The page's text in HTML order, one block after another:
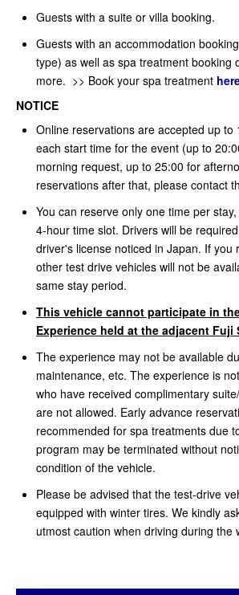
Guests with a suite or villa booking.
Guests with an accommodation
type) as well as spa treatment booking
more. >> Book your spa treatment
NOTICE
Online reservations are accepted up to
each start time for the event (up to
morning request, up to 25:00 for
reservations after that, please contact
You can reserve only one time per
4-hour time slot. Drivers will be
driver's license noticed in Japan. If you
other test drive vehicles will not be
same stay period.
This vehicle cannot participate in
Experience held at the adjacent Fuji
The experience may not be available
maintenance, etc. The experience is
who have received complimentary
are not allowed. Early advance
recommended for spa treatments due
program may be terminated without
condition of the vehicle.
Please be advised that the test-drive
equipped with winter tires. We kindly
utmost caution when driving during the